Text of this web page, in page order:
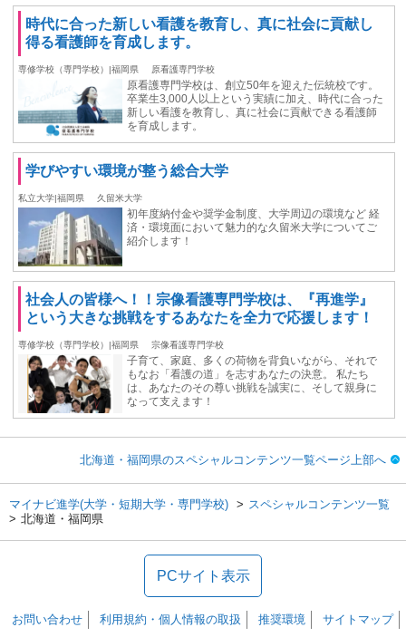
時代に合った新しい看護を教育し、真に社会に貢献し
得る看護師を育成します。
専修学校（専門学校）|福岡県 原看護専門学校
原看護専門学校は、創立50年を迎えた伝統校です。
卒業生3,000人以上という実績に加え、時代に合った
新しい看護を教育し、真に社会に貢献できる看護師
を育成します。
学びやすい環境が整う総合⼤学
私立大学|福岡県 久留米大学
初年度納付⾦や奨学⾦制度、大学周辺の環境など 経
済・環境⾯において魅力的な久留米大学についてご
紹介します！
社会人の皆様へ！！宗像看護専門学校は、『再進学』
という大きな挑戦をするあなたを全力で応援します！
専修学校（専門学校）|福岡県 宗像看護専門学校
子育て、家庭、多くの荷物を背負いながら、それで
もなお「看護の道」を志すあなたの決意。 私たち
は、あなたのその尊い挑戦を誠実に、そして親身に
なって支えます！
北海道・福岡県のスペシャルコンテンツ一覧ページ上部へ
マイナビ進学(大学・短期大学・専門学校)
スペシャルコンテンツ一覧
北海道・福岡県
PCサイト表示
お問い合わせ 利用規約・個人情報の取扱 推奨環境 サイトマップ